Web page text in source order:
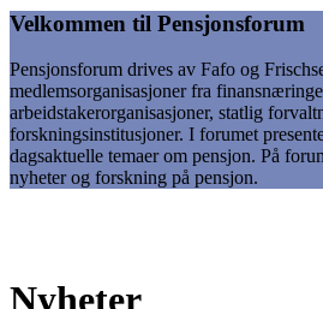
Velkommen til Pensjonsforum
Pensjonsforum drives av Fafo og
medlemsorganisasjoner fra
arbeidstakerorganisasjoner, statlig
forskningsinstitusjoner. I forumet
dagsaktuelle temaer om pensjon. På
nyheter og forskning på pensjon.
Nyheter